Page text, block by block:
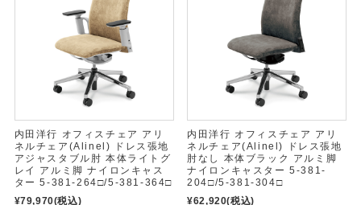
内田洋行 オフィスチェア アリ
ネルチェア(Alinel) ドレス張地
アジャスタブル肘 本体ライトグ
レイ アルミ脚 ナイロンキャス
ター 5-381-264□/5-381-364□
¥79,970(税込)
内田洋行 オフィスチェア アリ
ネルチェア(Alinel) ドレス張地
肘なし 本体ブラック アルミ脚
ナイロンキャスター 5-381-
204□/5-381-304□
¥62,920(税込)